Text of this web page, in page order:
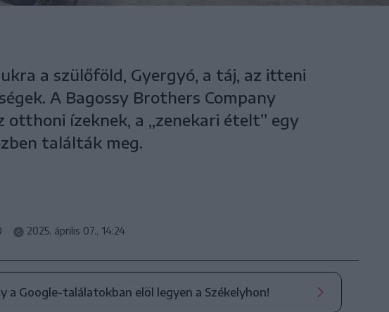
a szülőföld, Gyergyó, a táj, az itteni
A Bagossy Brothers Company
ízeknek, a „zenekari ételt” egy
találták meg.
2025. április 07., 14:24
a Google-találatokban elöl legyen a Székelyhon!